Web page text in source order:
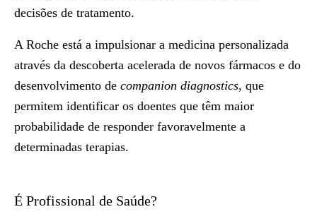
decisões de tratamento.
A Roche está a impulsionar a medicina personalizada
através da descoberta acelerada de novos fármacos e do
desenvolvimento de companion diagnostics, que
permitem identificar os doentes que têm maior
probabilidade de responder favoravelmente a
determinadas terapias.
É Profissional de Saúde?